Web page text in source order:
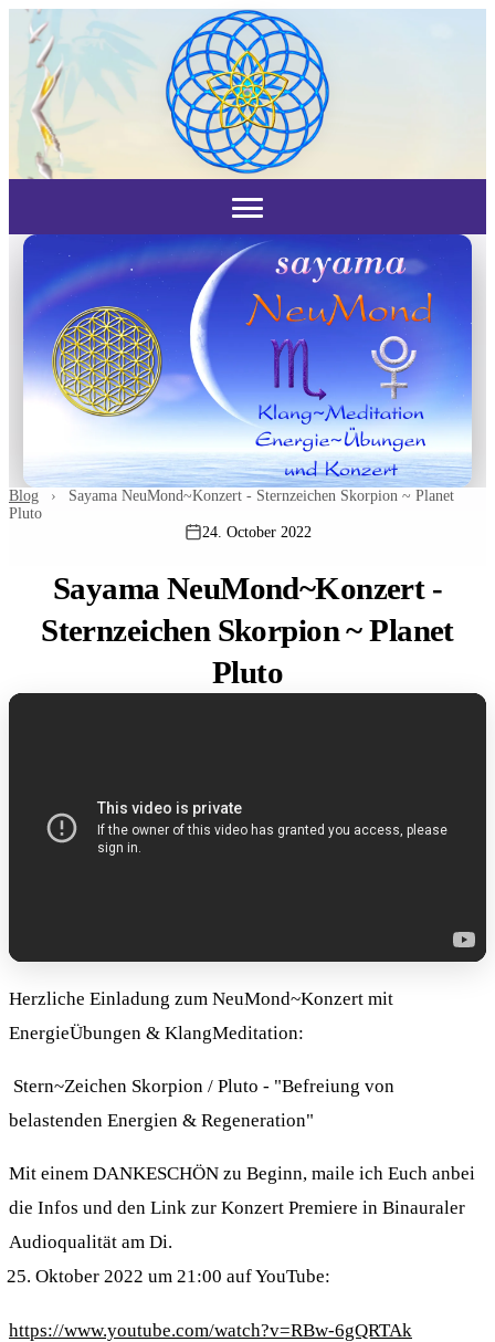
Blog ›
Sayama NeuMond~Konzert - Sternzeichen Skorpion ~ Planet
Pluto
24. October 2022
Sayama NeuMond~Konzert -
Sternzeichen Skorpion ~ Planet
Pluto
Herzliche Einladung zum NeuMond~Konzert mit
EnergieÜbungen & KlangMeditation:
Stern~Zeichen Skorpion / Pluto - "Befreiung von
belastenden Energien & Regeneration"
Mit einem DANKESCHÖN zu Beginn, maile ich Euch anbei
die Infos und den Link zur Konzert Premiere in Binauraler
Audioqualität am Di.
Oktober 2022 um 21:00 auf YouTube:
https://www.youtube.com/watch?v=RBw-6gQRTAk